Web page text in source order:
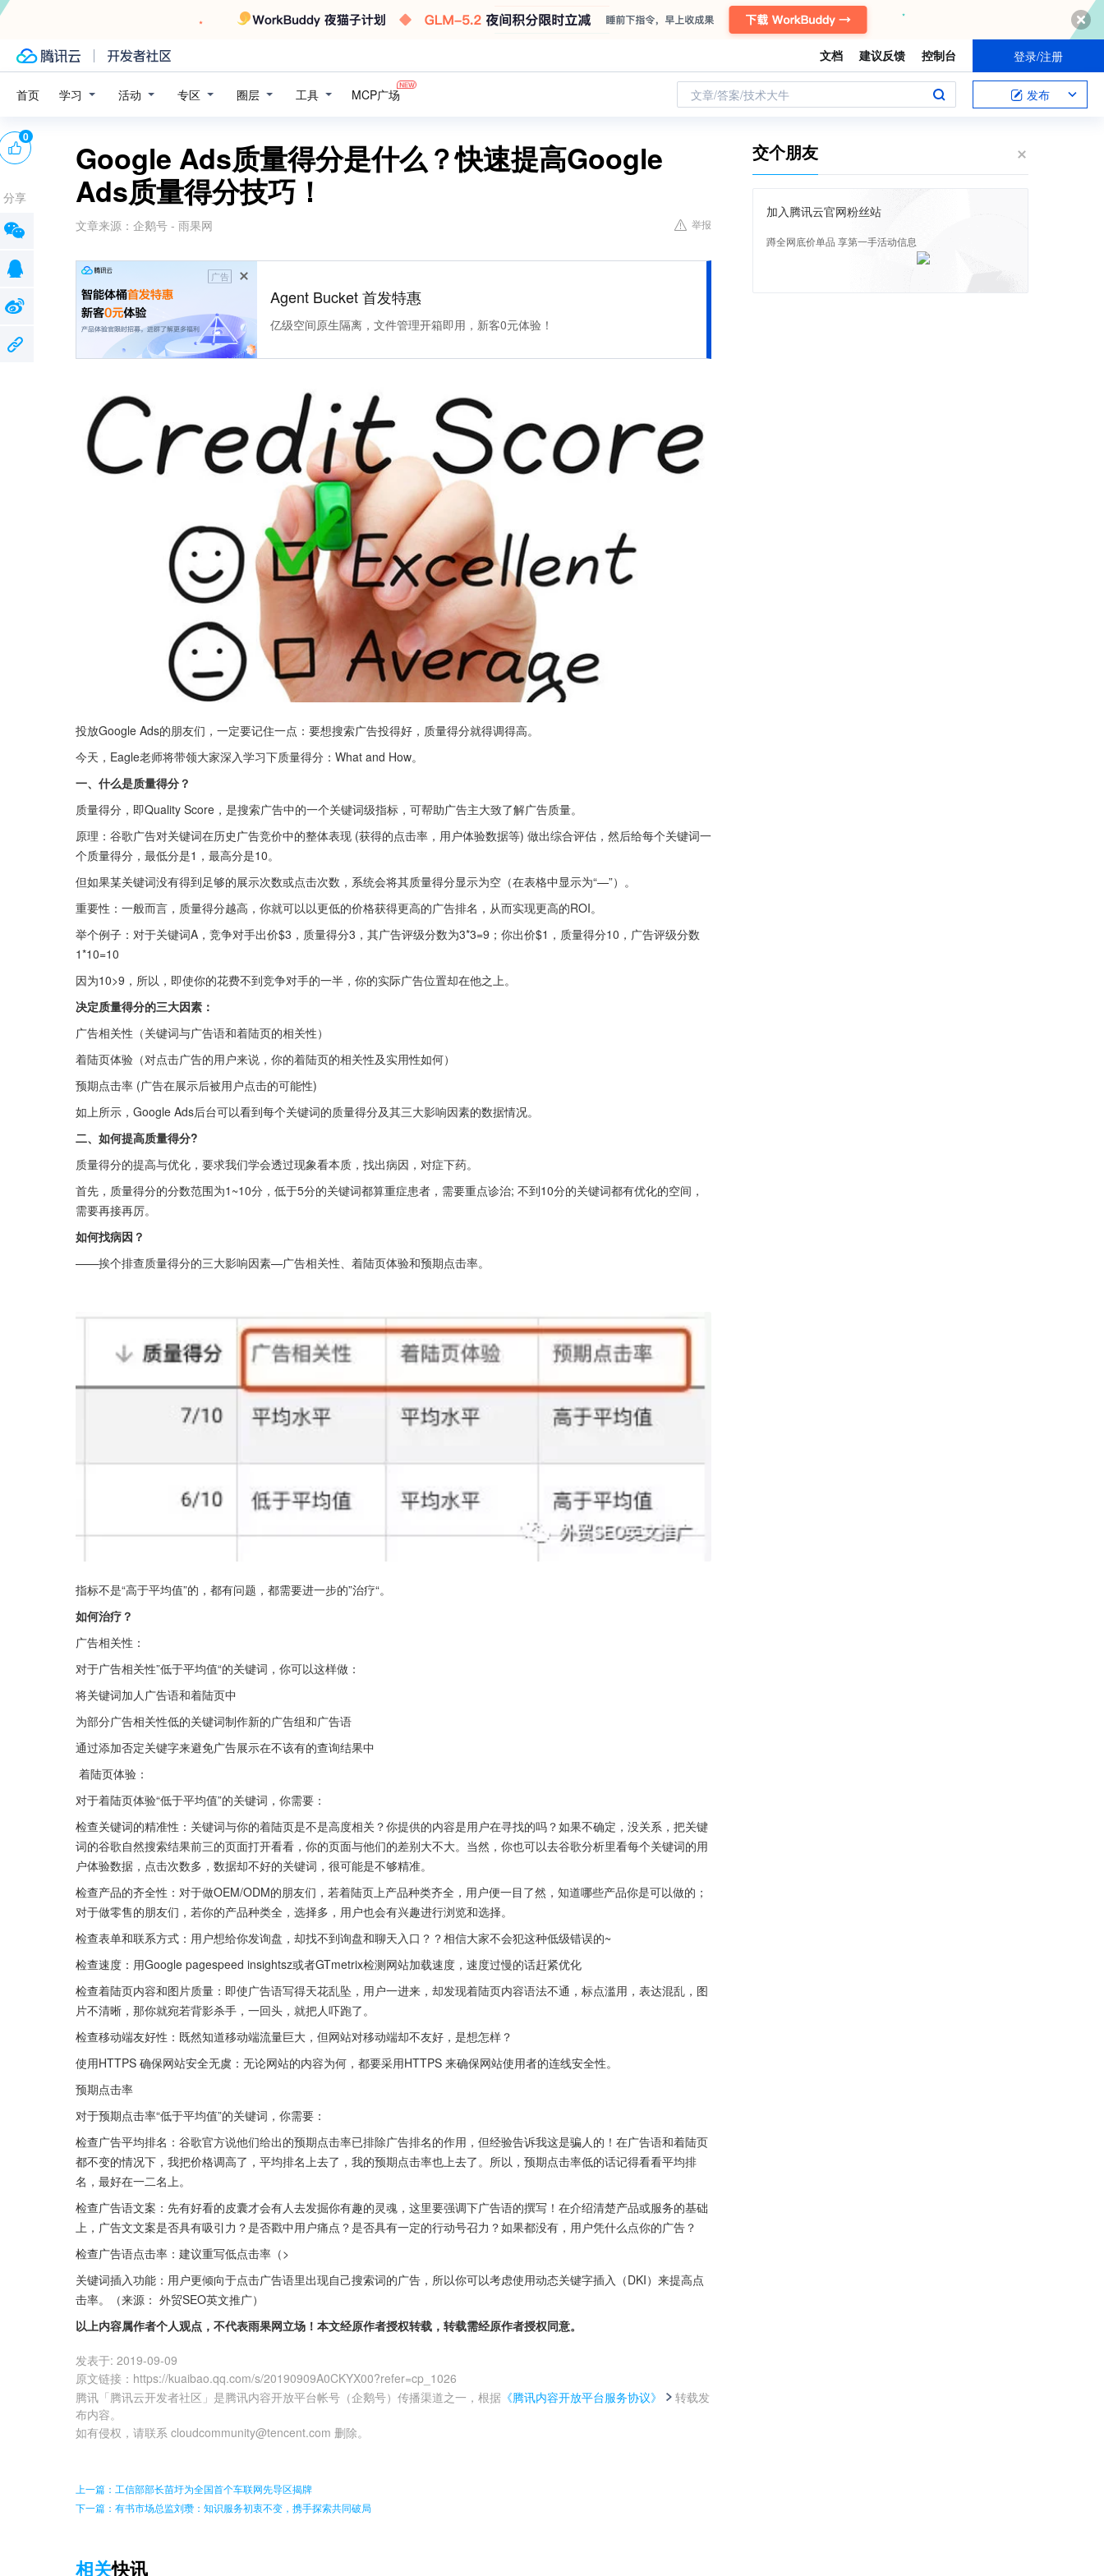
文档 建议反馈 控制台 登录/注册
首页 学习 活动 专区 圈层 工具 MCP广场 文章/答案/技术大牛 发布
Google Ads质量得分是什么？快速提高Google
Ads质量得分技巧！
文章来源： 企鹅号 - 雨果网 举报
广告
Agent Bucket 首发特惠
亿级空间原生隔离，文件管理开箱即用，新客0元体验！
投放Google Ads的朋友们，一定要记住一点：要想搜索广告投得好，质量得分就得调得高。
今天，Eagle老师将带领大家深入学习下质量得分：What and How。
一、什么是质量得分？
质量得分，即Quality Score，是搜索广告中的一个关键词级指标，可帮助广告主大致了解广告质量。
原理：谷歌广告对关键词在历史广告竞价中的整体表现 (获得的点击率，用户体验数据等) 做出综合评估，然后给每个关键词一
个质量得分，最低分是1，最高分是10。
但如果某关键词没有得到足够的展示次数或点击次数，系统会将其质量得分显示为空（在表格中显示为“—”）。
重要性：一般而言，质量得分越高，你就可以以更低的价格获得更高的广告排名，从而实现更高的ROI。
举个例子：对于关键词A，竞争对手出价$3，质量得分3，其广告评级分数为3*3=9；你出价$1，质量得分10，广告评级分数
1*10=10
因为10>9，所以，即使你的花费不到竞争对手的一半，你的实际广告位置却在他之上。
决定质量得分的三大因素：
广告相关性（关键词与广告语和着陆页的相关性）
着陆页体验（对点击广告的用户来说，你的着陆页的相关性及实用性如何）
预期点击率 (广告在展示后被用户点击的可能性)
如上所示，Google Ads后台可以看到每个关键词的质量得分及其三大影响因素的数据情况。
二、如何提高质量得分?
质量得分的提高与优化，要求我们学会透过现象看本质，找出病因，对症下药。
首先，质量得分的分数范围为1~10分，低于5分的关键词都算重症患者，需要重点诊治; 不到10分的关键词都有优化的空间，
需要再接再厉。
如何找病因？
——挨个排查质量得分的三大影响因素—广告相关性、着陆页体验和预期点击率。
指标不是“高于平均值”的，都有问题，都需要进一步的”治疗“。
如何治疗？
广告相关性：
对于广告相关性”低于平均值“的关键词，你可以这样做：
将关键词加人广告语和着陆页中
为部分广告相关性低的关键词制作新的广告组和广告语
通过添加否定关键字来避免广告展示在不该有的查询结果中
着陆页体验：
对于着陆页体验“低于平均值”的关键词，你需要：
检查关键词的精准性：关键词与你的着陆页是不是高度相关？你提供的内容是用户在寻找的吗？如果不确定，没关系，把关键
词的谷歌自然搜索结果前三的页面打开看看，你的页面与他们的差别大不大。当然，你也可以去谷歌分析里看每个关键词的用
户体验数据，点击次数多，数据却不好的关键词，很可能是不够精准。
检查产品的齐全性：对于做OEM/ODM的朋友们，若着陆页上产品种类齐全，用户便一目了然，知道哪些产品你是可以做的；
对于做零售的朋友们，若你的产品种类全，选择多，用户也会有兴趣进行浏览和选择。
检查表单和联系方式：用户想给你发询盘，却找不到询盘和聊天入口？？相信大家不会犯这种低级错误的~
检查速度：用Google pagespeed insightsz或者GTmetrix检测网站加载速度，速度过慢的话赶紧优化
检查着陆页内容和图片质量：即使广告语写得天花乱坠，用户一进来，却发现着陆页内容语法不通，标点滥用，表达混乱，图
片不清晰，那你就宛若背影杀手，一回头，就把人吓跑了。
检查移动端友好性：既然知道移动端流量巨大，但网站对移动端却不友好，是想怎样？
使用HTTPS 确保网站安全无虞：无论网站的内容为何，都要采用HTTPS 来确保网站使用者的连线安全性。
预期点击率
对于预期点击率“低于平均值”的关键词，你需要：
检查广告平均排名：谷歌官方说他们给出的预期点击率已排除广告排名的作用，但经验告诉我这是骗人的！在广告语和着陆页
都不变的情况下，我把价格调高了，平均排名上去了，我的预期点击率也上去了。所以，预期点击率低的话记得看看平均排
名，最好在一二名上。
检查广告语文案：先有好看的皮囊才会有人去发掘你有趣的灵魂，这里要强调下广告语的撰写！在介绍清楚产品或服务的基础
上，广告文文案是否具有吸引力？是否戳中用户痛点？是否具有一定的行动号召力？如果都没有，用户凭什么点你的广告？
检查广告语点击率：建议重写低点击率（>
关键词插入功能：用户更倾向于点击广告语里出现自己搜索词的广告，所以你可以考虑使用动态关键字插入（DKI）来提高点
击率。（来源： 外贸SEO英文推广）
以上内容属作者个人观点，不代表雨果网立场！本文经原作者授权转载，转载需经原作者授权同意。
发表于: 2019-09-09
原文链接 ： https://kuaibao.qq.com/s/20190909A0CKYX00?refer=cp_1026
腾讯「腾讯云开发者社区」是腾讯内容开放平台帐号（企鹅号）传播渠道之一，根据 《腾讯内容开放平台服务协议》
转载发
布内容。
如有侵权，请联系 cloudcommunity@tencent.com 删除。
0
分享
上一篇：工信部部长苗圩为全国首个车联网先导区揭牌
下一篇：有书市场总监刘瓒：知识服务初衷不变，携手探索共同破局
相关快讯
交个朋友
加入腾讯云官网粉丝站
蹲全网底价单品 享第一手活动信息